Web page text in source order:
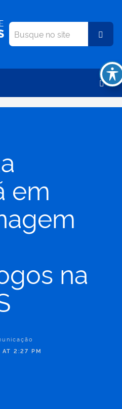
em
na
AT 2:27 PM